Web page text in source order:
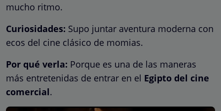
mucho ritmo.
Curiosidades: Supo juntar aventura moderna con
ecos del cine clásico de momias.
Por qué verla: Porque es una de las maneras
más entretenidas de entrar en el Egipto del cine
comercial.